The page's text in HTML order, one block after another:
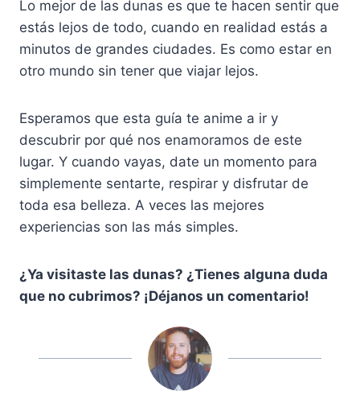
Lo mejor de las dunas es que te hacen sentir que
estás lejos de todo, cuando en realidad estás a
minutos de grandes ciudades. Es como estar en
otro mundo sin tener que viajar lejos.
Esperamos que esta guía te anime a ir y
descubrir por qué nos enamoramos de este
lugar. Y cuando vayas, date un momento para
simplemente sentarte, respirar y disfrutar de
toda esa belleza. A veces las mejores
experiencias son las más simples.
¿Ya visitaste las dunas? ¿Tienes alguna duda
que no cubrimos? ¡Déjanos un comentario!